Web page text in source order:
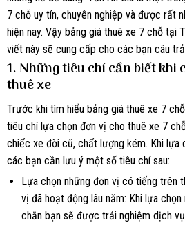
7 chỗ uy tín, chuyên nghiệp và được rất
hiện nay. Vậy bảng giá thuê xe 7 chỗ tại
viết này sẽ cung cấp cho các bạn câu
1. Những tiêu chí cần biết khi
thuê xe
Trước khi tìm hiểu bảng giá thuê xe 7
tiêu chí lựa chọn đơn vị cho thuê xe 7
chiếc xe đời cũ, chất lượng kém. Khi
các bạn cần lưu ý một số tiêu chí sau:
Lựa chọn những đơn vị có tiếng trên
vị đã hoạt động lâu năm: Khi lựa
chắn bạn sẽ được trải nghiệm dịch